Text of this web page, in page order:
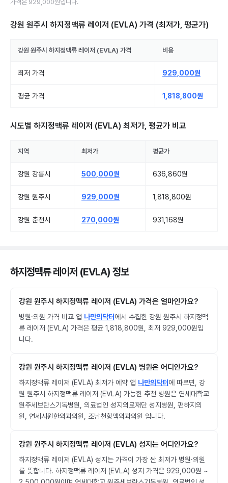
가격은 929,000원입니다.
강원 원주시 하지정맥류 레이저 (EVLA) 가격 (최저가, 평균가)
강원 원주시 하지정맥류 레이저 (EVLA) 가격 비용
최저 가격 929,000원
평균 가격 1,818,800원
시도별 하지정맥류 레이저 (EVLA) 최저가, 평균가 비교
지역 최저가 평균가
강원 강릉시 500,000원 636,860원
강원 원주시 929,000원 1,818,800원
강원 춘천시 270,000원 931,168원
하지정맥류 레이저 (EVLA) 정보
강원 원주시 하지정맥류 레이저 (EVLA) 가격은 얼마인가요?
병원·의원 가격 비교 앱 나만의닥터에서 수집한 강원 원주시 하지정맥
류 레이저 (EVLA) 가격은 평균 1,818,800원, 최저 929,000원입
니다.
강원 원주시 하지정맥류 레이저 (EVLA) 병원은 어디인가요?
하지정맥류 레이저 (EVLA) 최저가 예약 앱 나만의닥터에 따르면, 강
원 원주시 하지정맥류 레이저 (EVLA) 가능한 추천 병원은 연세대학교
원주세브란스기독병원, 의료법인 성지의료재단 성지병원, 편하지의
원, 연세시원한외과의원, 조남천항맥외과의원 입니다.
강원 원주시 하지정맥류 레이저 (EVLA) 성지는 어디인가요?
하지정맥류 레이저 (EVLA) 성지는 가격이 가장 싼 최저가 병원·의원
를 뜻합니다. 하지정맥류 레이저 (EVLA) 성지 가격은 929,000원 ~